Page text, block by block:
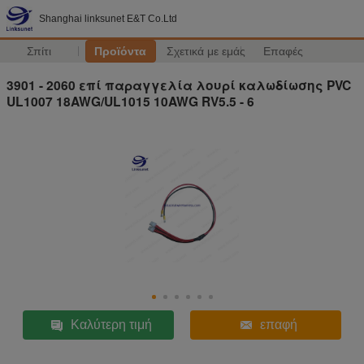
Shanghai linksunet E&T Co.Ltd
Σπίτι Προϊόντα Σχετικά με εμάς Επαφές
3901 - 2060 επί παραγγελία λουρί καλωδίωσης PVC
UL1007 18AWG/UL1015 10AWG RV5.5 - 6
Καλύτερη τιμή επαφή